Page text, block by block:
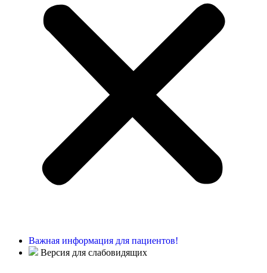
Важная информация для пациентов!
Версия для слабовидящих